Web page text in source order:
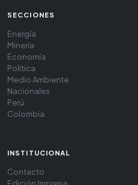
SECCIONES
Energía
Minería
Economía
Política
Medio Ambiente
Nacionales
Perú
Colombia
INSTITUCIONAL
Contacto
Edición Impresa